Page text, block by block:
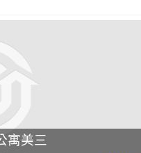
寓美三